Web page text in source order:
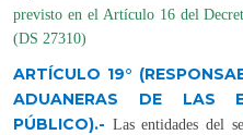
previsto en el Artículo 16 del
(DS 27310)
ARTÍCULO 19°
ADUANERAS DE LAS
PÚBLICO).- Las entidades del